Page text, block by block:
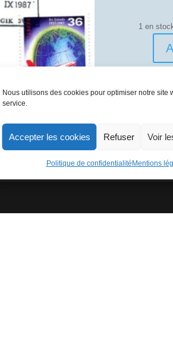
Nous utilisons des cookies pour optimiser notre site
service.
Accepter les cookies Refuser Voir
Politique de confidentialité Mentions
1 en
quantité
de
09-
100F
Conditions Générales de Vente